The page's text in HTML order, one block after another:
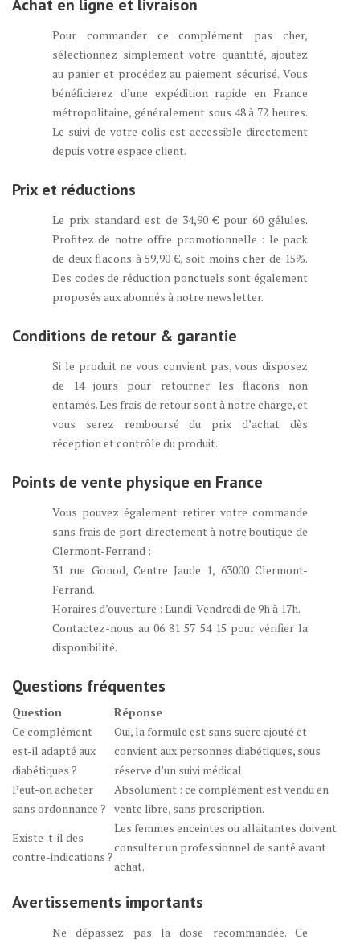
Achat en ligne et livraison
Pour commander ce complément pas cher,
sélectionnez simplement votre quantité, ajoutez
au panier et procédez au paiement sécurisé. Vous
bénéficierez d’une expédition rapide en France
métropolitaine, généralement sous 48 à 72 heures.
Le suivi de votre colis est accessible directement
depuis votre espace client.
Prix et réductions
Le prix standard est de 34,90 € pour 60 gélules.
Profitez de notre offre promotionnelle : le pack
de deux flacons à 59,90 €, soit moins cher de 15%.
Des codes de réduction ponctuels sont également
proposés aux abonnés à notre newsletter.
Conditions de retour & garantie
Si le produit ne vous convient pas, vous disposez
de 14 jours pour retourner les flacons non
entamés. Les frais de retour sont à notre charge, et
vous serez remboursé du prix d’achat dès
réception et contrôle du produit.
Points de vente physique en France
Vous pouvez également retirer votre commande
sans frais de port directement à notre boutique de
Clermont-Ferrand :
31 rue Gonod, Centre Jaude 1, 63000 Clermont-
Ferrand.
Horaires d’ouverture : Lundi-Vendredi de 9h à 17h.
Contactez-nous au 06 81 57 54 15 pour vérifier la
disponibilité.
Questions fréquentes
Question
Réponse
Ce complément
est-il adapté aux
diabétiques ?
Oui, la formule est sans sucre ajouté et
convient aux personnes diabétiques, sous
réserve d’un suivi médical.
Peut-on acheter
sans ordonnance ?
Absolument : ce complément est vendu en
vente libre, sans prescription.
Existe-t-il des
contre-indications ?
Les femmes enceintes ou allaitantes doivent
consulter un professionnel de santé avant
achat.
Avertissements importants
Ne dépassez pas la dose recommandée. Ce